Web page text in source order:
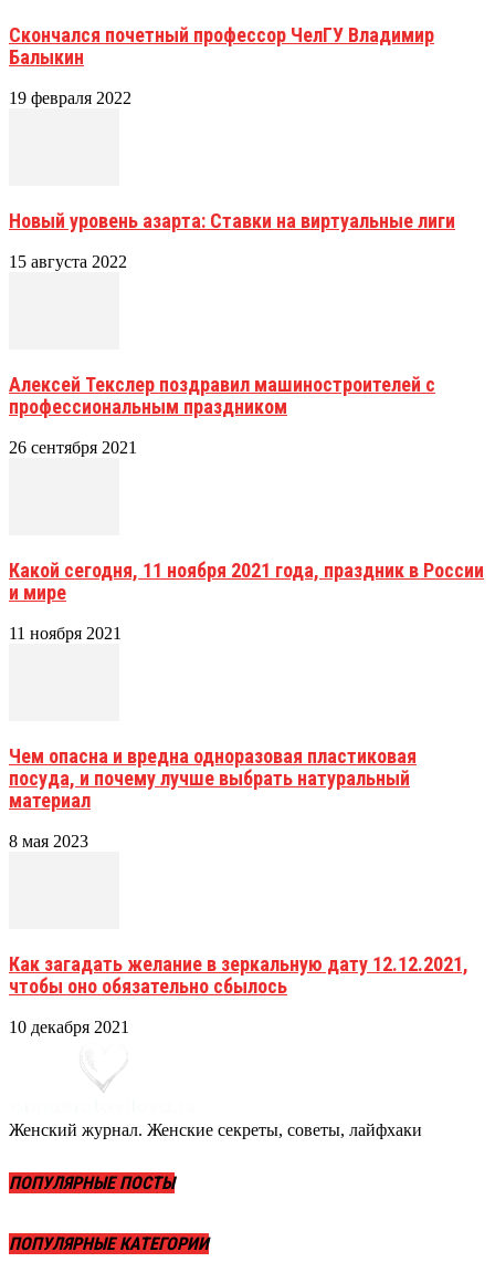
Скончался почетный профессор ЧелГУ Владимир
Балыкин
19 февраля 2022
Новый уровень азарта: Ставки на виртуальные лиги
15 августа 2022
Алексей Текслер поздравил машиностроителей с
профессиональным праздником
26 сентября 2021
Какой сегодня, 11 ноября 2021 года, праздник в России
и мире
11 ноября 2021
Чем опасна и вредна одноразовая пластиковая
посуда, и почему лучше выбрать натуральный
материал
8 мая 2023
Как загадать желание в зеркальную дату 12.12.2021,
чтобы оно обязательно сбылось
10 декабря 2021
Женский журнал. Женские секреты, советы, лайфхаки
ПОПУЛЯРНЫЕ ПОСТЫ
ПОПУЛЯРНЫЕ КАТЕГОРИИ